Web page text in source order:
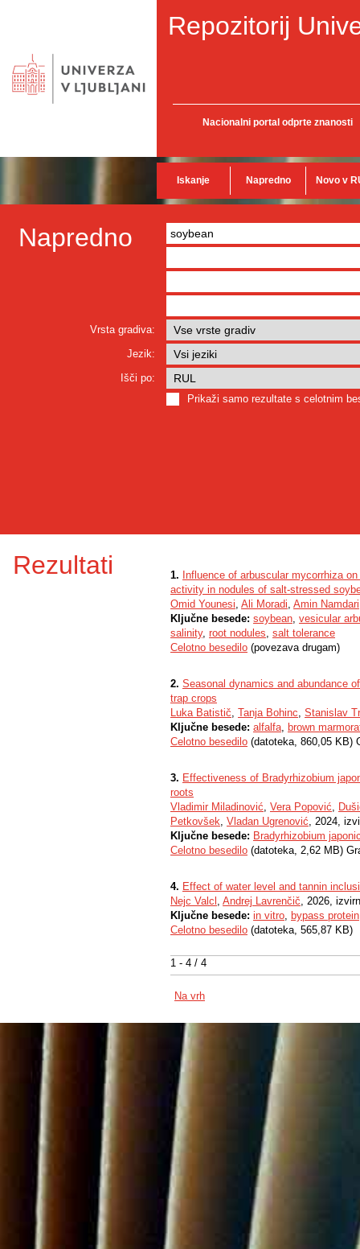
Repozitorij
Nacionalni portal odprte znanosti
Iskanje Napredno Novo v
Napredno
Vrsta gradiva:
Jezik:
Išči po:
Prikaži samo rezultate s celotnim
Rezultati
1 - 4 / 4
1. Influence of arbuscular mycorrhiza
activity in nodules of salt-stressed
Omid Younesi, Ali Moradi, Amin Namdari
Ključne besede: soybean, vesicular
salinity, root nodules, salt tolerance
Celotno besedilo (povezava drugam)
2. Seasonal dynamics and abundance
trap crops
Luka Batistič, Tanja Bohinc, Stanislav
Ključne besede: alfalfa, brown
Celotno besedilo (datoteka, 860,05 KB)
3. Effectiveness of Bradyrhizobium
roots
Vladimir Miladinović, Vera Popović,
Petkovšek, Vladan Ugrenović, 2024,
Ključne besede: Bradyrhizobium
Celotno besedilo (datoteka, 2,62 MB)
4. Effect of water level and tannin
Nejc Valcl , Andrej Lavrenčič, 2026,
Ključne besede: in vitro, bypass protein
Celotno besedilo (datoteka, 565,87 KB)
Na vrh